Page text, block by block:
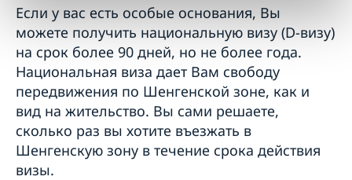
Если у вас есть особые основания, Вы
можете получить национальную визу (D-визу)
на срок более 90 дней, но не более года.
Национальная виза дает Вам свободу
передвижения по Шенгенской зоне, как и
вид на жительство. Вы сами решаете,
сколько раз вы хотите въезжать в
Шенгенскую зону в течение срока действия
визы.